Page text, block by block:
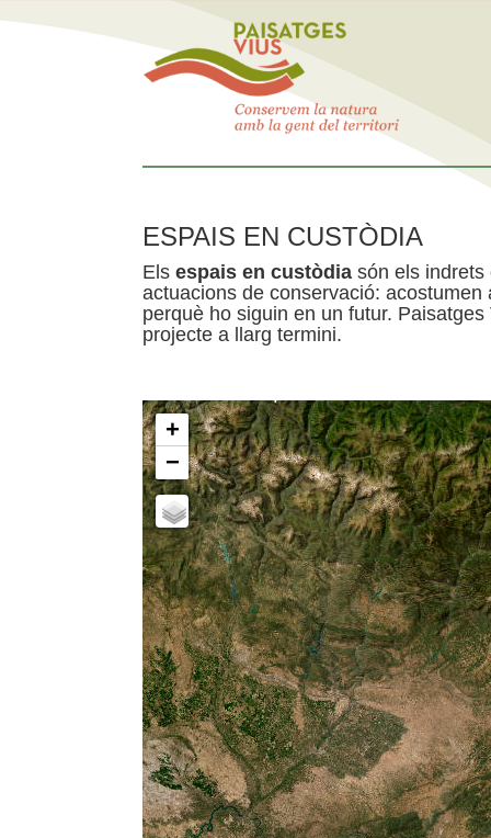
ESPAIS EN CUSTÒDIA
Els espais en custòdia són els indrets
actuacions de conservació:
perquè ho siguin en un futur.
projecte a llarg termini.
+
−